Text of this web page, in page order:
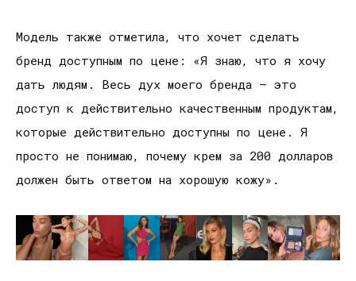
Модель также отметила, что хочет сделать
бренд доступным по цене: «Я знаю, что я хочу
дать людям. Весь дух моего бренда – это
доступ к действительно качественным продуктам,
которые действительно доступны по цене. Я
просто не понимаю, почему крем за 200 долларов
должен быть ответом на хорошую кожу».